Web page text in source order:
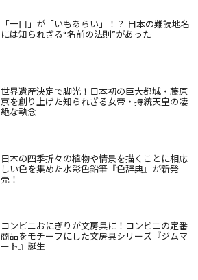
「一口」が「いもあらい」！？ 日本の難読地名
には知られざる“名前の法則”があった
世界遺産決定で脚光！日本初の巨大都城・藤原
京を創り上げた知られざる女帝・持統天皇の凄
絶な執念
日本の四季折々の植物や情景を描くことに相応
しい色を集めた水彩色鉛筆『色辞典』が新発
売！
コンビニおにぎりが文房具に！コンビニの定番
商品をモチーフにした文房具シリーズ『ジムマ
ート』誕生